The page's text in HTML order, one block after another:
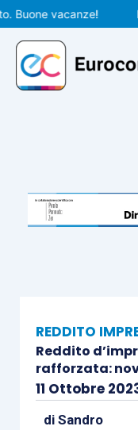
Vai
al
contenuto
vacanze!
REDDITO
Reddito
rafforzata:
11 Ottobre
di Sandro